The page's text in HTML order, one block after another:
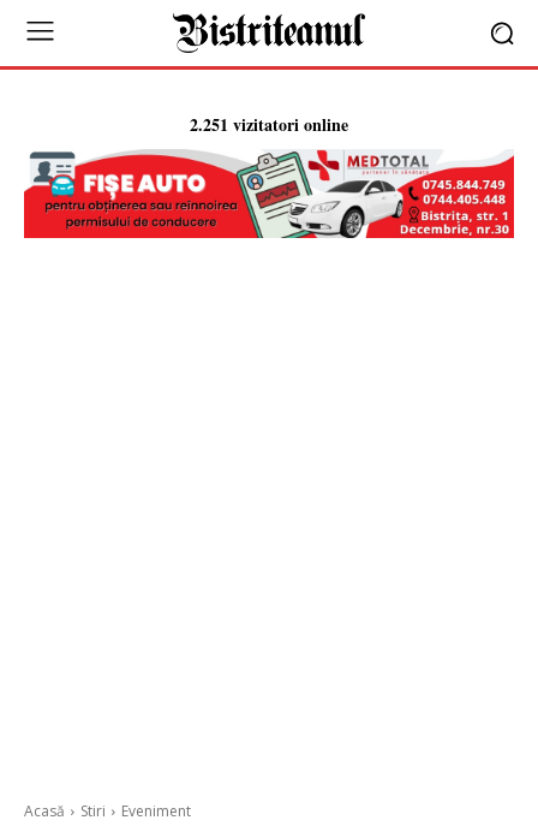
2.251 vizitatori online
Acasă Stiri Eveniment